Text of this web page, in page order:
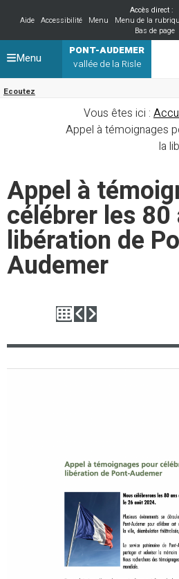
Accès direct :
Aide
Accessibilité Menu Menu de la
Bas de page
PONT-AUDEMER
vallée de la Risle
Ecoutez
Menu
Vous êtes ici :
Appel à témoignages
la
Appel à
célébrer les 80
libération de
Audemer